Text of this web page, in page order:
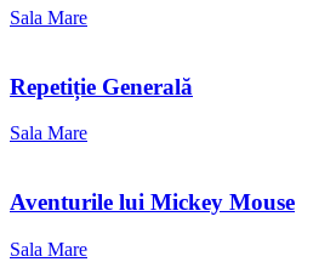
Sala Mare
Repetiție Generală
Sala Mare
Aventurile lui Mickey Mouse
Sala Mare